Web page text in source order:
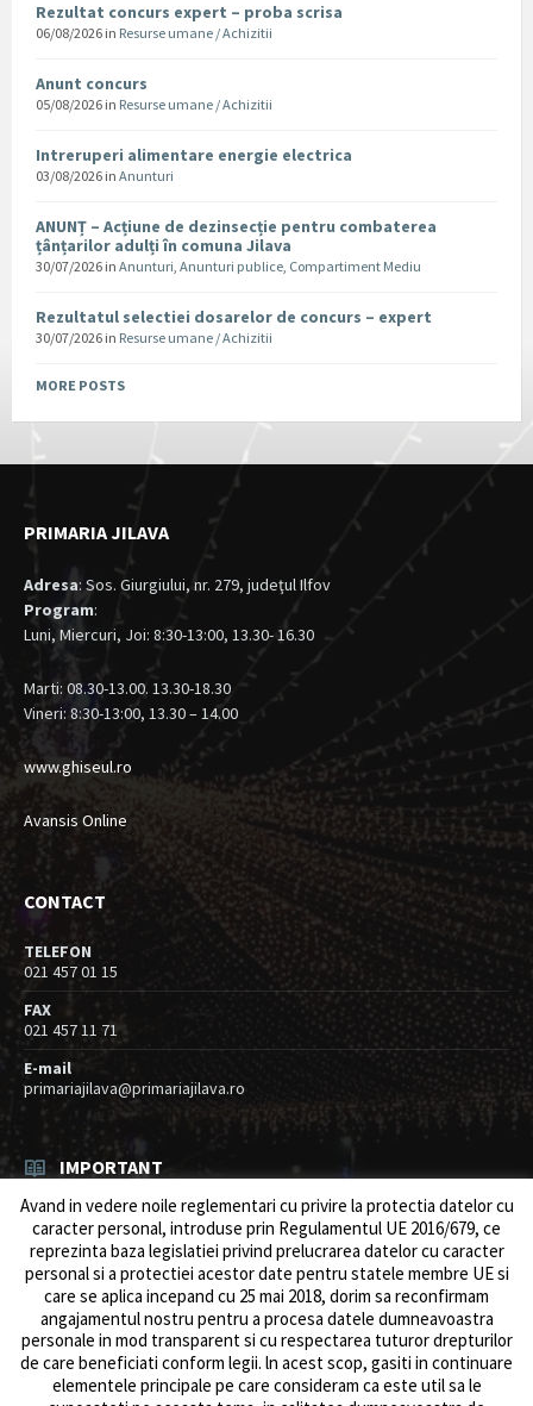
Rezultat concurs expert – proba scrisa
06/08/2026 in Resurse umane / Achizitii
Anunt concurs
05/08/2026 in Resurse umane / Achizitii
Intreruperi alimentare energie electrica
03/08/2026 in Anunturi
ANUNȚ – Acțiune de dezinsecție pentru combaterea
țânțarilor adulți în comuna Jilava
30/07/2026 in Anunturi, Anunturi publice, Compartiment Mediu
Rezultatul selectiei dosarelor de concurs – expert
30/07/2026 in Resurse umane / Achizitii
MORE POSTS
PRIMARIA JILAVA
Adresa: Sos. Giurgiului, nr. 279, judeţul Ilfov
Program:
Luni, Miercuri, Joi: 8:30-13:00, 13.30- 16.30
Marti: 08.30-13.00. 13.30-18.30
Vineri: 8:30-13:00, 13.30 – 14.00
www.ghiseul.ro
Avansis Online
CONTACT
TELEFON
021 457 01 15
FAX
021 457 11 71
E-mail
primariajilava@primariajilava.ro
IMPORTANT
Rezultat concurs expert – proba scrisa
06/08/2026 inResurse umane / Achizitii
Anunt concurs
05/08/2026 Resurse umane / Achizitii
Avand in vedere noile reglementari cu privire la protectia datelor cu
caracter personal, introduse prin Regulamentul UE 2016/679, ce
reprezinta baza legislatiei privind prelucrarea datelor cu caracter
personal si a protectiei acestor date pentru statele membre UE si
care se aplica incepand cu 25 mai 2018, dorim sa reconfirmam
angajamentul nostru pentru a procesa datele dumneavoastra
personale in mod transparent si cu respectarea tuturor drepturilor
de care beneficiati conform legii. ln acest scop, gasiti in continuare
elementele principale pe care consideram ca este util sa le